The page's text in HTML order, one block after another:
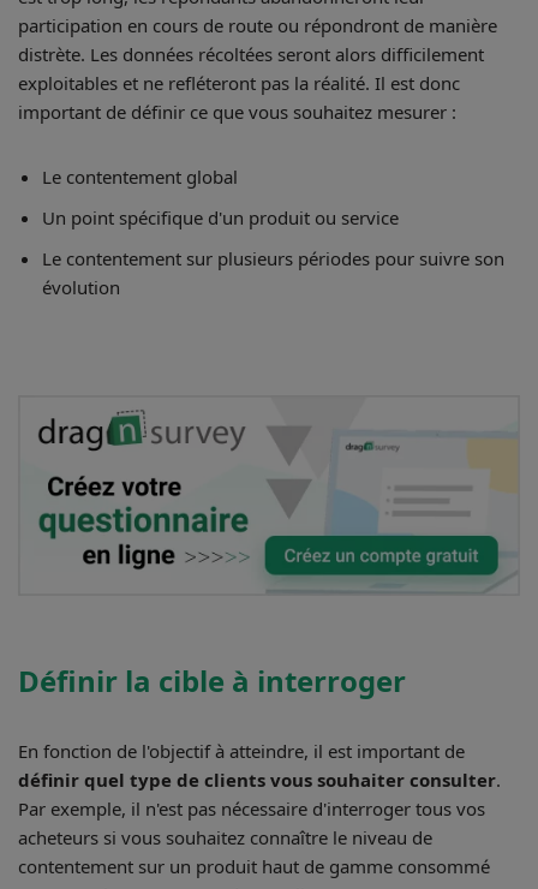
participation en cours de route ou répondront de manière
distrète. Les données récoltées seront alors difficilement
exploitables et ne refléteront pas la réalité. Il est donc
important de définir ce que vous souhaitez mesurer :
Le contentement global
Un point spécifique d'un produit ou service
Le contentement sur plusieurs périodes pour suivre son
évolution
Définir la cible à interroger
En fonction de l'objectif à atteindre, il est important de
définir quel type de clients vous souhaiter consulter.
Par exemple, il n'est pas nécessaire d'interroger tous vos
acheteurs si vous souhaitez connaître le niveau de
contentement sur un produit haut de gamme consommé